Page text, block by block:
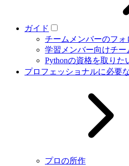
ガイド
チームメンバーのフォ
学習メンバー向けチー
Pythonの資格を取りた
プロフェッショナルに必要
プロの所作